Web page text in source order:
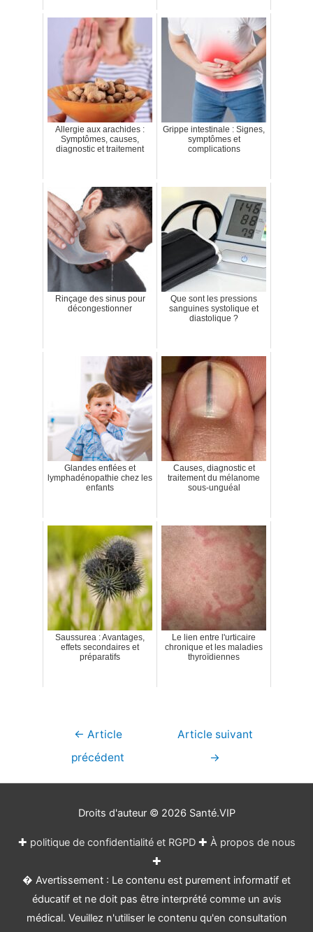
Allergie aux arachides :
Symptômes, causes,
diagnostic et traitement
Grippe intestinale : Signes,
symptômes et
complications
Rinçage des sinus pour
décongestionner
Que sont les pressions
sanguines systolique et
diastolique ?
Glandes enflées et
lymphadénopathie chez les
enfants
Causes, diagnostic et
traitement du mélanome
sous-unguéal
Saussurea : Avantages,
effets secondaires et
préparatifs
Le lien entre l'urticaire
chronique et les maladies
thyroïdiennes
Navigation
← Article
précédent
Article suivant
→
Droits d'auteur © 2026 Santé.VIP
✚ politique de confidentialité et RGPD✚ À propos de nous
✚
� Avertissement : Le contenu est purement informatif et
éducatif et ne doit pas être interprété comme un avis
médical. Veuillez n'utiliser le contenu qu'en consultation